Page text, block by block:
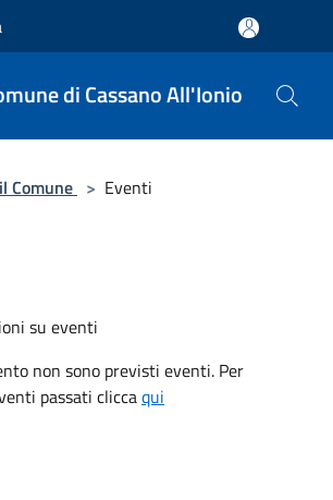
di Cassano All'Ionio
Comune > Eventi
su eventi
non sono previsti eventi. Per
passati cliccaqui